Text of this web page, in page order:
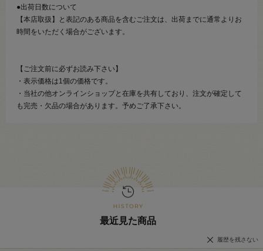
●出荷日数について
【本店取扱】と表記のある商品を含むご注文は、出荷までに通常よりお
時間をいただく場合がございます。
【ご注文前に必ずお読み下さい】
・表示価格は1個の価格です。
・当社の他オンラインショップと在庫を共有しており、注文が確定して
も完売・欠品の場合があります。予めご了承下さい。
最近見た商品
履歴を残さない